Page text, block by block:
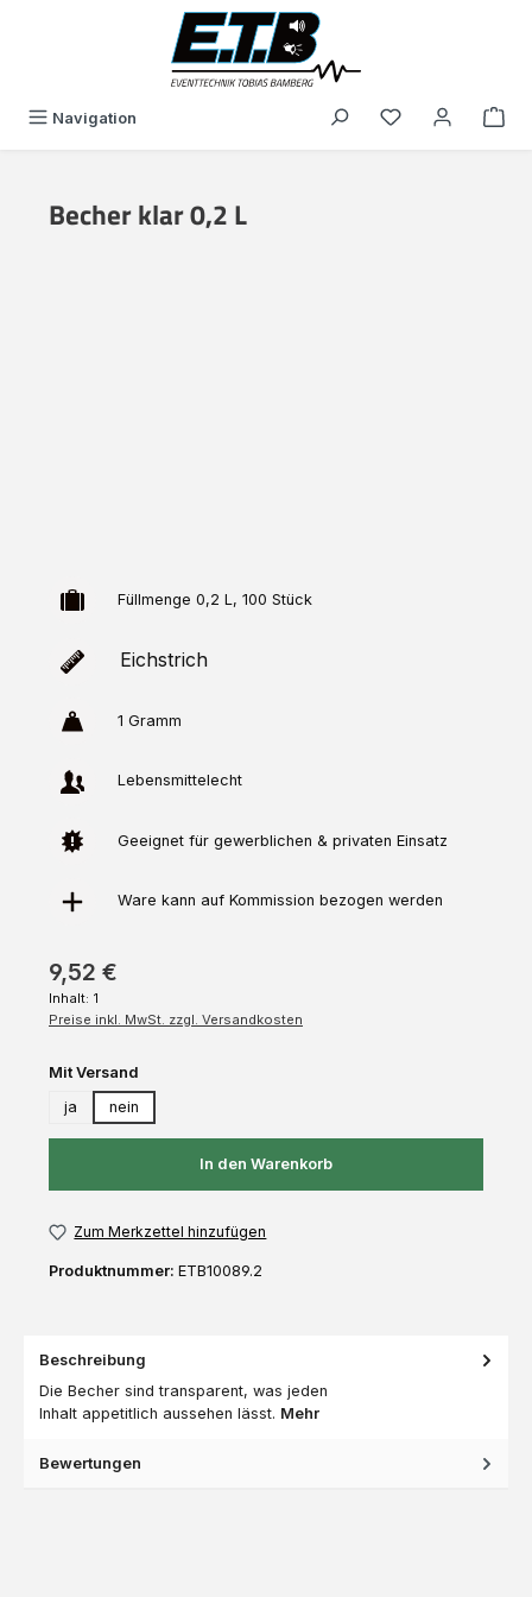
Navigation Du hast 0
Becher klar 0,2 L
Füllmenge 0,2 L, 100 Stück
Eichstrich
1 Gramm
Lebensmittelecht
Geeignet für gewerblichen & privaten Einsatz
Ware kann auf Kommission bezogen werden
9,52 €
Inhalt: 1
Preise inkl. MwSt. zzgl. Versandkosten
Mit Versand
ja
nein
In den Warenkorb
Zum Merkzettel hinzufügen
Produktnummer: ETB10089.2
Beschreibung
Die Becher sind transparent, was jeden
Inhalt appetitlich aussehen lässt. Mehr
Bewertungen